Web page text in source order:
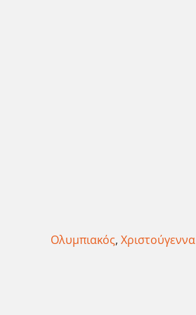
Ολυμπιακός, Χριστούγεννα